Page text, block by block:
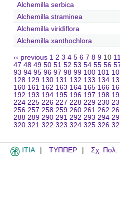
Alchemilla serbica
Alchemilla straminea
Alchemilla viridiflora
Alchemilla xanthochlora
‹‹ previous 1 2 3 4 5 6 7 8 9 10
47 48 49 50 51 52 53 54 55 56
93 94 95 96 97 98 99 100 101
128 129 130 131 132 133 134
160 161 162 163 164 165 166
192 193 194 195 196 197 198
224 225 226 227 228 229 230
256 257 258 259 260 261 262
288 289 290 291 292 293 294
320 321 322 323 324 325 326
ITIA ΤΥΠΠΕΡ Σχ.